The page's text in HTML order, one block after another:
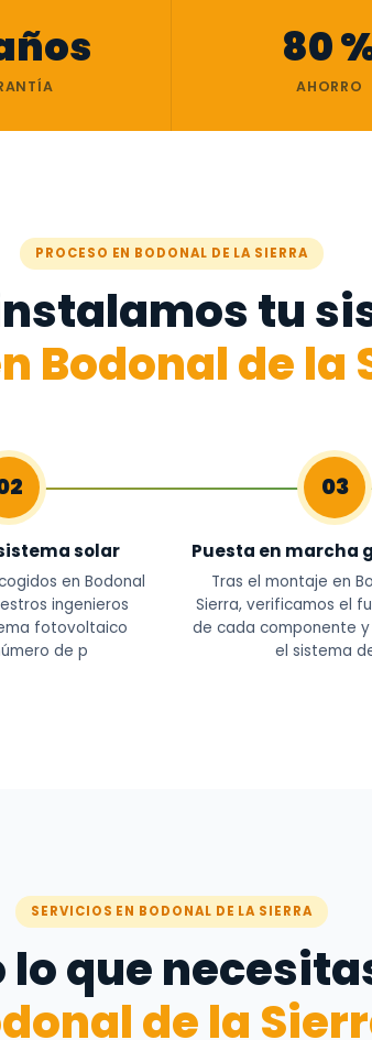
80
AHORRO
PROCESO EN BODONAL DE LA SIERRA
tu
Bodonal de la
solar
en Bodonal
ingenieros
fotovoltaico
de p
03
Puesta en marcha
Tras el montaje en
Sierra, verificamos el
de cada componente
el sistema
SERVICIOS EN BODONAL DE LA SIERRA
lo que
de la